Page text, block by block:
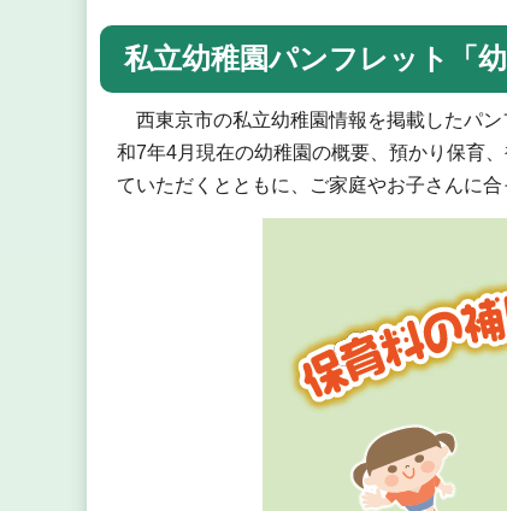
私立幼稚園パンフレット「
西東京市の私立幼稚園情報を掲載したパ
和7年4月現在の幼稚園の概要、預かり保育
ていただくとともに、ご家庭やお子さんに